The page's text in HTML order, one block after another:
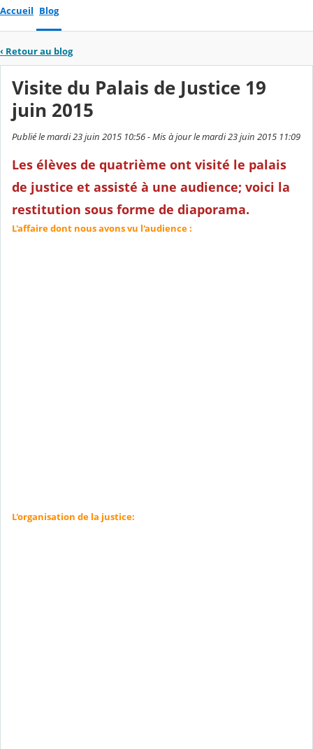
Accueil Blog
‹ Retour au blog
Visite du Palais de Justice 19
juin 2015
Publié le mardi 23 juin 2015 10:56 - Mis à jour le mardi 23 juin 2015 11:09
Les élèves de quatrième ont visité le palais
de justice et assisté à une audience; voici la
restitution sous forme de diaporama.
L'affaire dont nous avons vu l'audience :
L'organisation de la justice: